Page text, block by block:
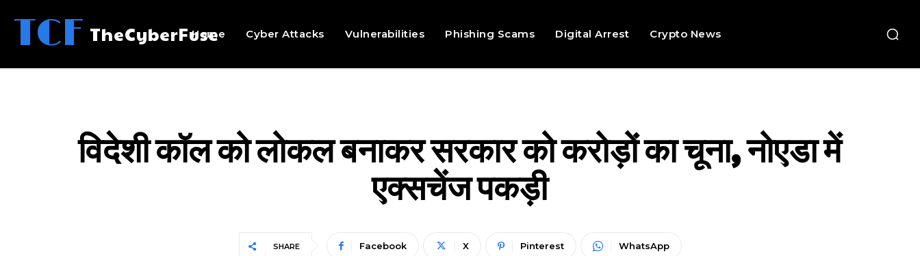
TCF TheCyberFuse
Home Cyber Attacks Vulnerabilities Phishing Scams Digital Arrest Crypto News
विदेशी कॉल को लोकल बनाकर सरकार को करोड़ों का चूना, नोएडा में
एक्सचेंज पकड़ी
SHARE Facebook X Pinterest WhatsApp